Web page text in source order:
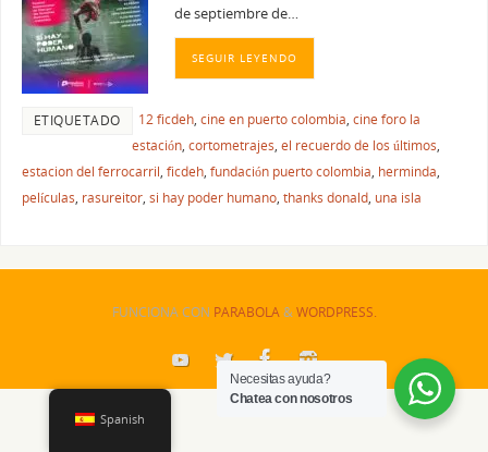
de septiembre de…
SEGUIR LEYENDO
ETIQUETADO 12 ficdeh, cine en puerto colombia, cine foro la
estación, cortometrajes, el recuerdo de los últimos,
estacion del ferrocarril, ficdeh, fundación puerto colombia, herminda,
películas, rasureitor, si hay poder humano, thanks donald, una isla
FUNCIONA CON PARABOLA&WORDPRESS.
Spanish
Necesitas ayuda?
Chatea con nosotros